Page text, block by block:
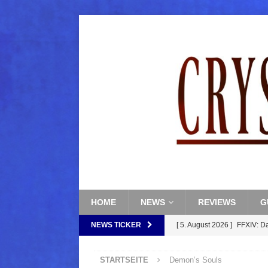
HOME NEWS REVIEWS
NEWS TICKER [ 5. August 2026 ] FFXIV:
STARTSEITE Demon’s Souls